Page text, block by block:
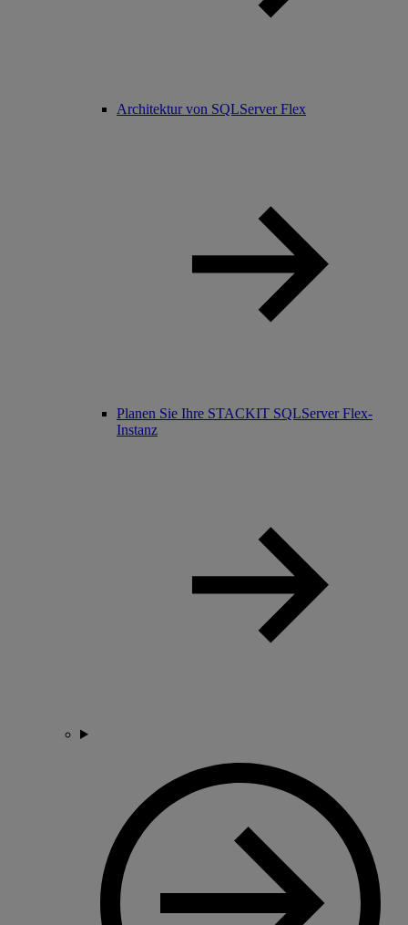
Architektur von SQLServer Flex
Planen Sie Ihre STACKIT SQLServer Flex-
Instanz